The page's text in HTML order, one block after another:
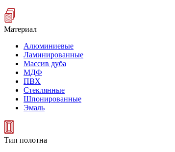
Материал
Алюминиевые
Ламинированные
Массив дуба
МДФ
ПВХ
Стеклянные
Шпонированные
Эмаль
Тип полотна